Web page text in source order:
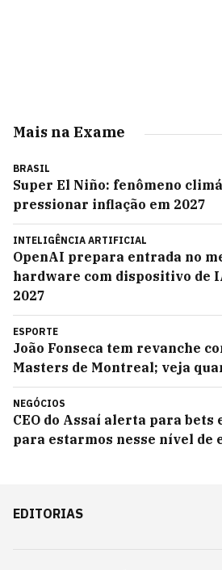
Mais na Exame
BRASIL
Super El Niño: fenômeno
pressionar inflação em 2027
INTELIGÊNCIA ARTIFICIAL
OpenAI prepara entrada no
hardware com dispositivo de
2027
ESPORTE
João Fonseca tem revanche
Masters de Montreal; veja
NEGÓCIOS
CEO do Assaí alerta para bets
para estarmos nesse nível de
EDITORIAS